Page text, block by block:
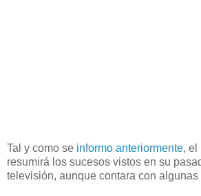
Tal y como se informo anteriormente, el
resumirá los sucesos vistos en su
televisión, aunque contara con